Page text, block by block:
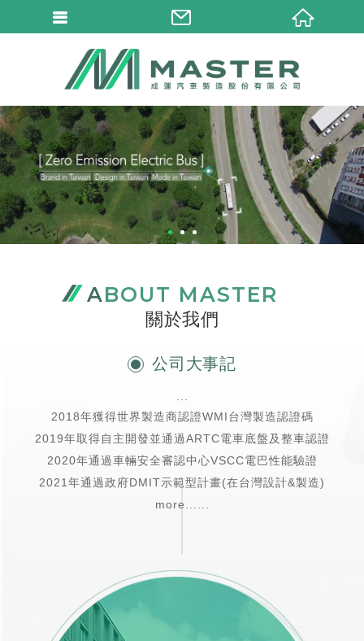
1 2 3
ABOUT MASTER
關於我們
公司大事記
...
2018年獲得世界製造商認證WMI台灣製造認證碼
2019年取得自主開發並通過ARTC電車底盤及整車認證
2020年通過車輛安全審認中心VSCC電巴性能驗證
2021年通過政府DMIT示範型計畫(在台灣設計&製造)
more......